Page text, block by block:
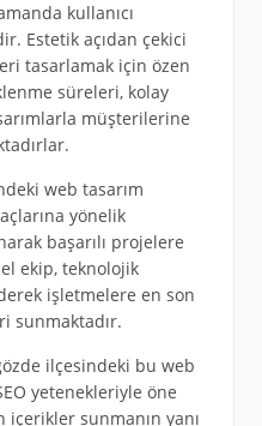
kullanıcı
Estetik açıdan çekici
tasarlamak için özen
süreleri, kolay
müşterilerine
web tasarım
yönelik
başarılı projelere
ekip, teknolojik
işletmelere en son
sunmaktadır.
ilçesindeki bu web
yetenekleriyle öne
içerikler sunmanın yanı